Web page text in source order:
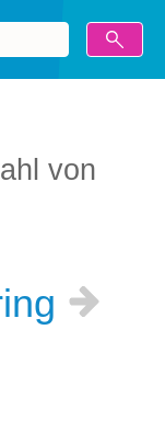
von